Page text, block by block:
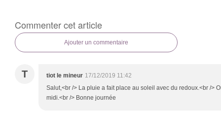
Commenter cet article
Ajouter un commentaire
T tiot le mineur 17/12/2019 11:42
Salut,<br /> La pluie a fait place au soleil avec du redoux.<br />
midi.<br /> Bonne journée